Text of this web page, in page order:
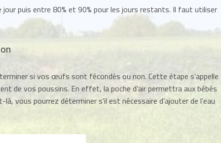
jour puis entre 80% et 90% pour les jours restants. Il faut utiliser
si vos œufs sont fécondés ou non. Cette étape s’appelle
de vos poussins. En effet, la poche d’air permettra aux bébés
vous pourrez déterminer s’il est nécessaire d’ajouter de l’eau